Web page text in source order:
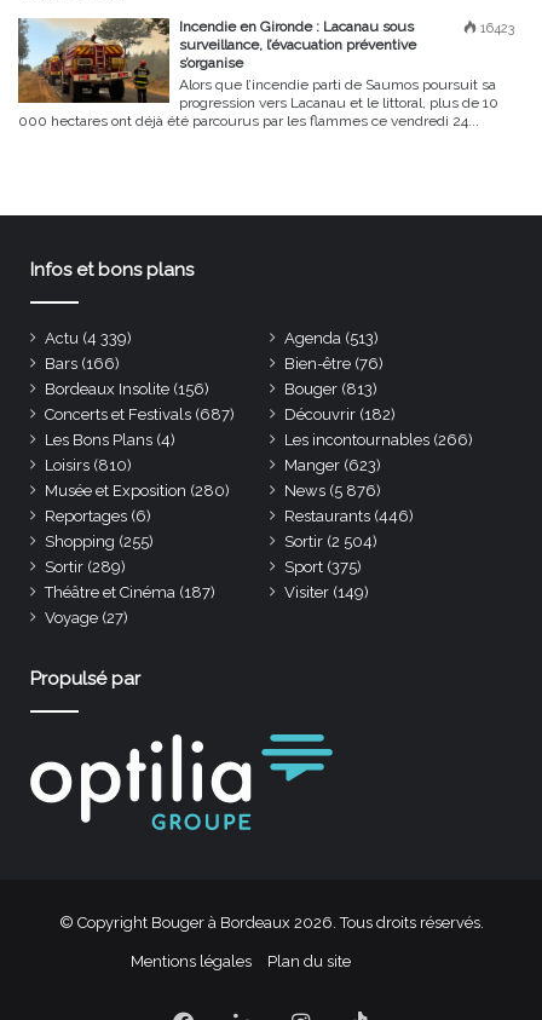
16423
Incendie en Gironde : Lacanau sous
surveillance, l’évacuation préventive
s’organise
Alors que l’incendie parti de Saumos poursuit sa
progression vers Lacanau et le littoral, plus de 10
000 hectares ont déjà été parcourus par les flammes ce vendredi 24...
Infos et bons plans
Actu (4 339) Agenda (513)
Bars (166) Bien-être (76)
Bordeaux Insolite (156) Bouger (813)
Concerts et Festivals (687) Découvrir (182)
Les Bons Plans (4) Les incontournables (266)
Loisirs (810) Manger (623)
Musée et Exposition (280) News (5 876)
Reportages (6) Restaurants (446)
Shopping (255) Sortir (2 504)
Sortir (289) Sport (375)
Théâtre et Cinéma (187) Visiter (149)
Voyage (27)
Propulsé par
© Copyright Bouger à Bordeaux 2026. Tous droits réservés.
Mentions légales Plan du site